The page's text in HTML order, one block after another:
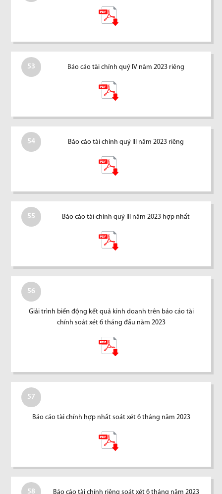
53 Báo cáo tài chính quý IV năm 2023 riêng
54 Báo cáo tài chính quý III năm 2023 riêng
55 Báo cáo tài chính quý III năm 2023 hợp nhất
56
Giải trình biến động kết quả kinh doanh trên báo cáo tài
chính soát xét 6 tháng đầu năm 2023
57
Báo cáo tài chính hợp nhất soát xét 6 tháng năm 2023
58 Báo cáo tài chính riêng soát xét 6 tháng năm 2023